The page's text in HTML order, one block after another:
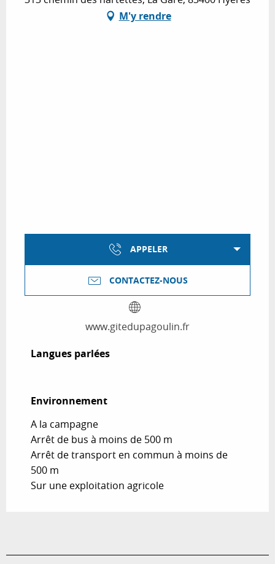
M'y rendre
APPELER
CONTACTEZ-NOUS
www.gitedupagoulin.fr
Langues parlées
Langues parlées
Environnement
Environnement
A la campagne
Arrêt de bus à moins de 500 m
Arrêt de transport en commun à moins de
500 m
Sur une exploitation agricole